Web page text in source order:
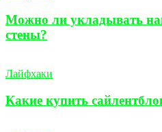
Можно ли укладывать
стены?
Лайфхаки
Какие купить